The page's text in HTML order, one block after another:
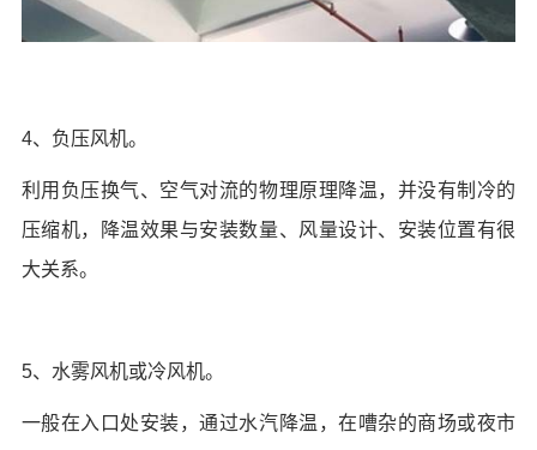
4、负压风机。
利用负压换气、空气对流的物理原理降温，并没有制冷的
压缩机，降温效果与安装数量、风量设计、安装位置有很
大关系。
5、水雾风机或冷风机。
一般在入口处安装，通过水汽降温，在嘈杂的商场或夜市